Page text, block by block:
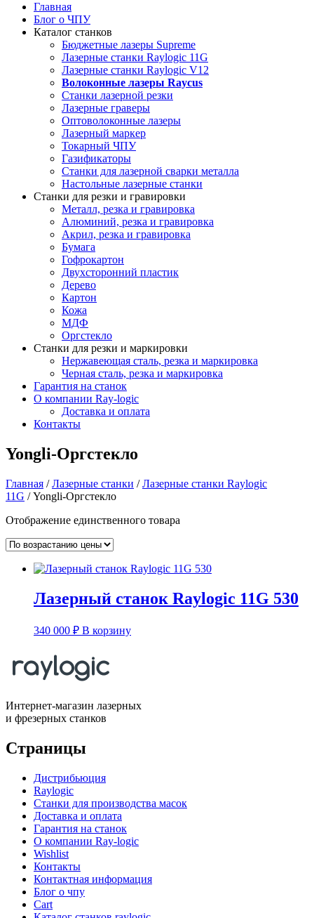
Главная
Блог о ЧПУ
Каталог станков
Бюджетные лазеры Supreme
Лазерные станки Raylogic 11G
Лазерные станки Raylogic V12
Волоконные лазеры Raycus
Станки лазерной резки
Лазерные граверы
Оптоволоконные лазеры
Лазерный маркер
Токарный ЧПУ
Газификаторы
Cтанки для лазерной сварки металла
Настольные лазерные станки
Станки для резки и гравировки
Металл, резка и гравировка
Алюминий, резка и гравировка
Акрил, резка и гравировка
Бумага
Гофрокартон
Двухсторонний пластик
Дерево
Картон
Кожа
МДФ
Оргстекло
Станки для резки и маркировки
Нержавеющая сталь, резка и маркировка
Черная сталь, резка и маркировка
Гарантия на станок
О компании Ray-logic
Доставка и оплата
Контакты
Yongli-Оргстекло
Главная /Лазерные станки /Лазерные станки Raylogic
11G / Yongli-Оргстекло
Отображение единственного товара
Лазерный станок Raylogic 11G 530
340 000 ₽ В корзину
Интернет-магазин лазерных
и фрезерных станков
Страницы
Дистрибьюция
Raylogic
Станки для производства масок
Доставка и оплата
Гарантия на станок
О компании Ray-logic
Wishlist
Контакты
Контактная информация
Блог о чпу
Cart